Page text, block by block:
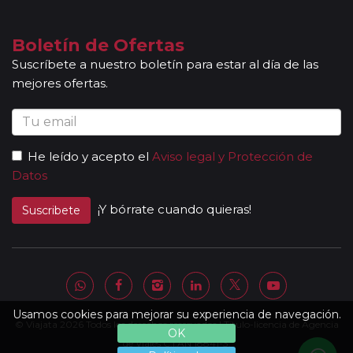
Usamos cookies para mejorar su experiencia de navegación.
OK
locales que le permitirán conocer más a fondo la
cultura de los lugares visitados. En ocasiones, los
grupos son bilingües (normalmente español y
portugués), en estos casos nuestros guías
acompañantes podrán dar las explicaciones en dos
idiomas diferentes. Según circuito, le atenderá en su
guía-acompañante en función de la etapa. Los guías
acompañantes siempre estarán presentes en los
paseos incluidos, pero poseen múltiples funciones y
deben dedicación a la totalidad del grupo y no a una
guías pueden encontrarse realizando funciones bien
de coordinación, bien para otros grupos diferentes y
por tanto no estar disponibles en un momento
Al completar el pago de su viaje y una vez le
Boletín de Ofertas
Suscríbete a nuestro boletín para estar al día de las
mejores ofertas.
He leído y acepto el Aviso legal y Protección de
Datos
Suscribete ¡Y bórrate cuando quieras!
© Viajata 2026 Todos los derechos reservados | Título-licencia de Agencia
de Viajes C.I.AN 18841-3.